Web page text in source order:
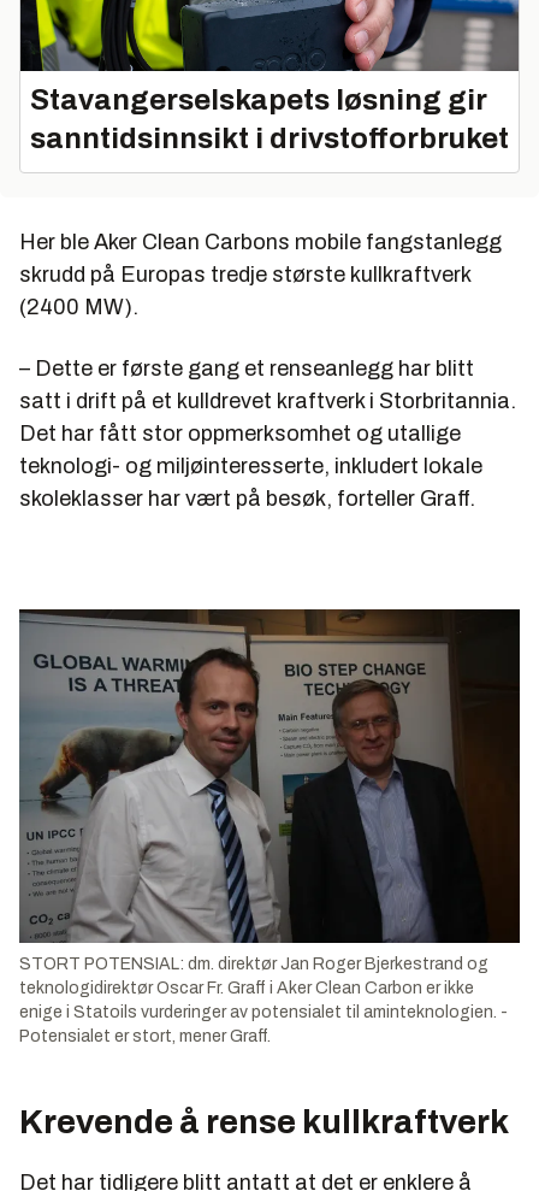
Stavangerselskapets løsning gir
sanntidsinnsikt i drivstofforbruket
Her ble Aker Clean Carbons mobile fangstanlegg
skrudd på Europas tredje største kullkraftverk
(2400 MW).
– Dette er første gang et renseanlegg har blitt
satt i drift på et kulldrevet kraftverk i Storbritannia.
Det har fått stor oppmerksomhet og utallige
teknologi- og miljøinteresserte, inkludert lokale
skoleklasser har vært på besøk, forteller Graff.
STORT POTENSIAL: dm. direktør Jan Roger Bjerkestrand og
teknologidirektør Oscar Fr. Graff i Aker Clean Carbon er ikke
enige i Statoils vurderinger av potensialet til aminteknologien. -
Potensialet er stort, mener Graff.
Krevende å rense kullkraftverk
Det har tidligere blitt antatt at det er enklere å